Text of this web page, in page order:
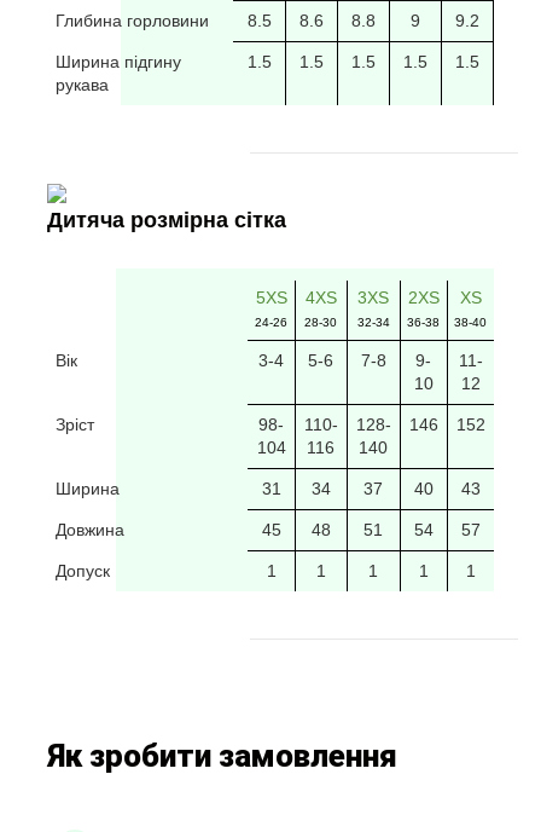
Глибина горловини 8.5 8.6 8.8 9 9.2
Ширина підгину
рукава
1.5 1.5 1.5 1.5 1.5
Дитяча розмірна сітка
5XS
24-26
4XS
28-30
3XS
32-34
2XS
36-38
XS
38-40
Вік 3-4 5-6 7-8
9-
10
11-
12
Зріст
98-
104
110-
116
128-
140
146 152
Ширина 31 34 37 40 43
Довжина 45 48 51 54 57
Допуск 1 1 1 1 1
Як зробити замовлення